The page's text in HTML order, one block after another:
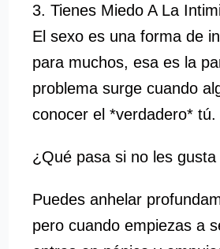
3. Tienes Miedo A La
El sexo es una forma de
para muchos, esa es la
problema surge cuando
conocer el *verdadero* tú.
¿Qué pasa si no les
Puedes anhelar
pero cuando empiezas a